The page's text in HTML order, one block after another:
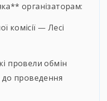
організаторам:
комісії — Лесі
провели обмін
до проведення